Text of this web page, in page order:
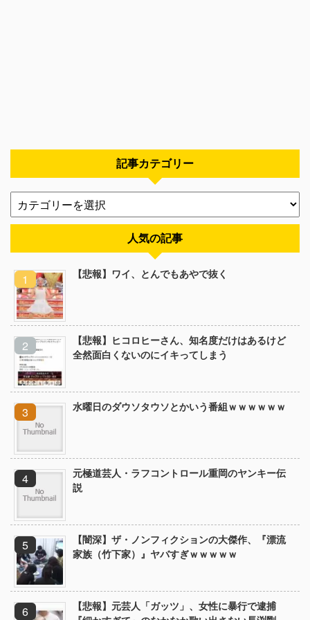
記事カテゴリー
人気の記事
【悲報】ワイ、とんでもあやで抜く
【悲報】ヒコロヒーさん、知名度だけはあるけど
全然面白くないのにイキってしまう
水曜日のダウソタウソとかいう番組ｗｗｗｗｗｗ
元極道芸人・ラフコントロール重岡のヤンキー伝
説
【闇深】ザ・ノンフィクションの大傑作、『漂流
家族（竹下家）』ヤバすぎｗｗｗｗｗ
【悲報】元芸人「ガッツ」、女性に暴行で逮捕